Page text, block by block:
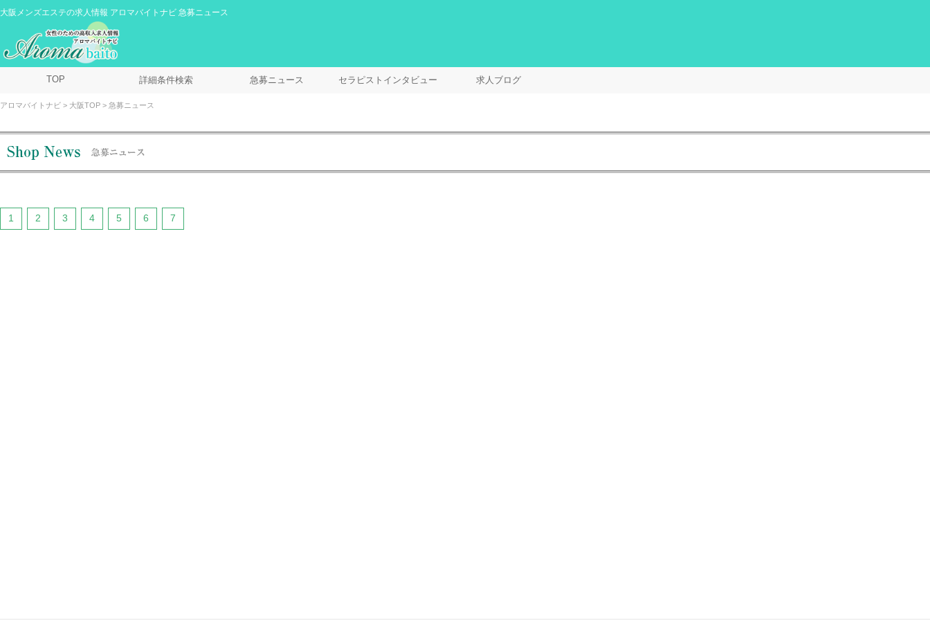
大阪メンズエステの求人情報 アロマバイトナビ 急募ニュース
TOP 詳細条件検索 急募ニュース セラピストインタビュー 求人ブログ
アロマバイトナビ 大阪TOP 急募ニュース
1 2 3 4 5 6 7